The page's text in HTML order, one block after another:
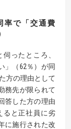
率で「交通費
ったところ、
」（62％）が同
方の理由として
務先が限られて
答した方の理由
ると正社員に劣
に施行された改